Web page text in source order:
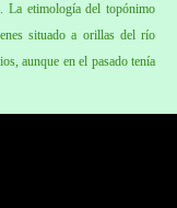
La etimología del topónimo
situado a orillas del río
aunque en el pasado tenía